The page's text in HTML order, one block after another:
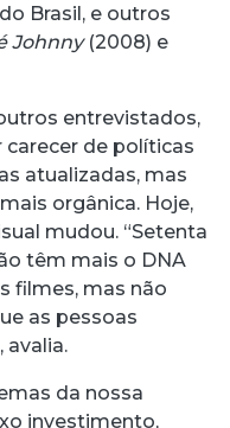
Brasil, e outros
Johnny(2008) e
entrevistados,
de políticas
atualizadas, mas
orgânica. Hoje,
mudou. “Setenta
têm mais o DNA
filmes, mas não
as pessoas
da nossa
investimento,